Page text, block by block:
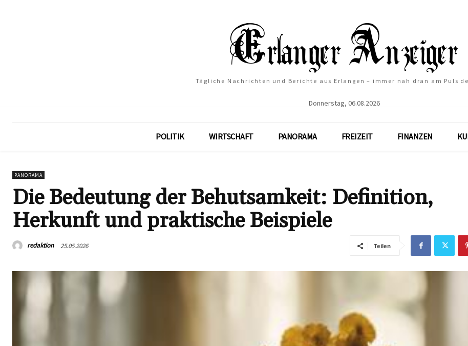
Tägliche Nachrichten und Berichte aus Erlangen – immer nah dran am Puls
Donnerstag, 06.08.2026
POLITIK WIRTSCHAFT PANORAMA FREIZEIT FINANZEN
PANORAMA
Die Bedeutung der Behutsamkeit: Definition,
Herkunft und praktische Beispiele
redaktion 25.05.2026 Teilen